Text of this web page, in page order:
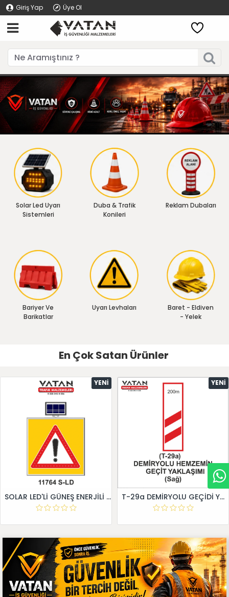
Giriş Yap Üye Ol
Solar Led Uyarı
Sistemleri
Duba & Trafik
Konileri
Reklam Dubaları
Bariyer Ve
Barikatlar
Uyarı Levhaları
Baret - Eldiven
- Yelek
En Çok Satan Ürünler
YENI
SOLAR LED'Lİ GÜNEŞ ENERJİLİ LEVHA
YENI
T-29a DEMİRYOLU GEÇİDİ YAKLAŞIM LEVHALARI (Sağ)